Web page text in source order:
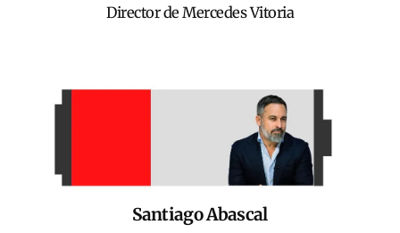
Director de Mercedes Vitoria
Santiago Abascal